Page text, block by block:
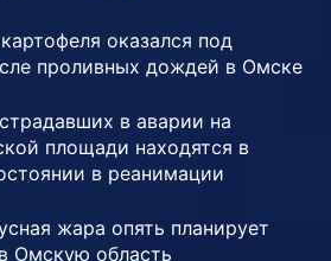
оказался под
проливных дождей в Омске
в аварии на
площади находятся в
в реанимации
жара опять планирует
Омскую область